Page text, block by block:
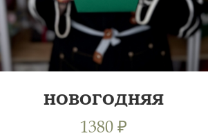
НОВОГОДНЯЯ
1380 ₽